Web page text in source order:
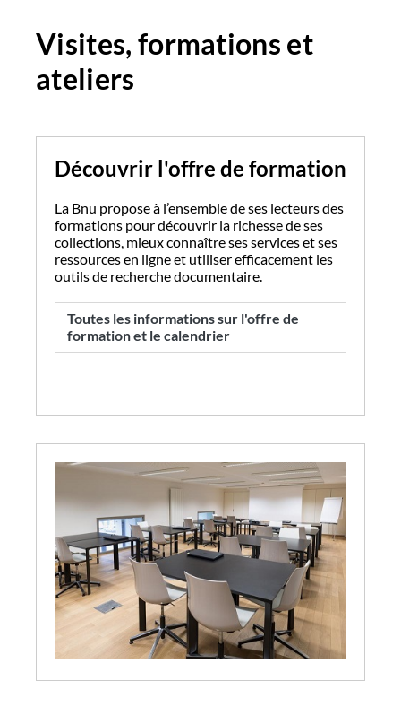
Visites, formations et
ateliers
Découvrir l'offre de formation
La Bnu propose à l’ensemble de ses lecteurs des
formations pour découvrir la richesse de ses
collections, mieux connaître ses services et ses
ressources en ligne et utiliser efficacement les
outils de recherche documentaire.
Toutes les informations sur l'offre de
formation et le calendrier